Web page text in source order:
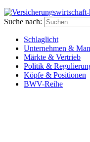
Versicherungswirtschaft-
Suche nach:
Schlaglicht
Unternehmen &
Märkte & Vertrieb
Politik &
Köpfe & Positionen
BWV-Reihe